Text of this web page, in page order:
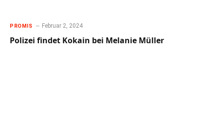
PROMIS Februar 2, 2024
Polizei findet Kokain bei Melanie Müller